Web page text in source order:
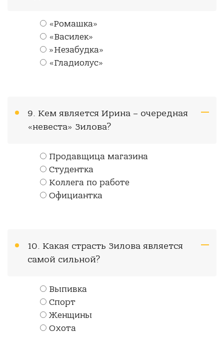
«Ромашка»
«Василек»
»Незабудка»
«Гладиолус»
9. Кем является Ирина – очередная
«невеста» Зилова?
Продавщица магазина
Студентка
Коллега по работе
Официантка
10. Какая страсть Зилова является
самой сильной?
Выпивка
Спорт
Женщины
Охота